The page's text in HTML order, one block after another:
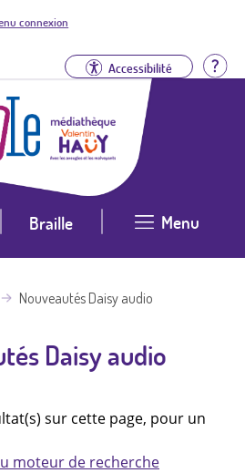
connexion
Accessibilité
Braille Menu
Nouveautés Daisy audio
Daisy audio
sur cette page, pour un
moteur de recherche